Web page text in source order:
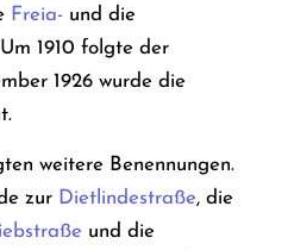
Freia- und die
1910 folgte der
1926 wurde die
weitere Benennungen.
zur Dietlindestraße, die
und die